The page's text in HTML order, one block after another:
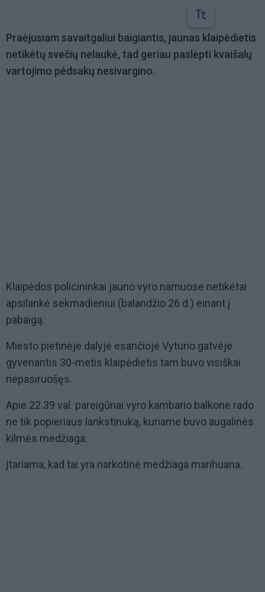
Praėjusiam savaitgaliui baigiantis, jaunas klaipėdietis
netikėtų svečių nelaukė, tad geriau paslėpti kvaišalų
vartojimo pėdsakų nesivargino.
Klaipėdos policininkai jauno vyro namuose netikėtai
apsilankė sekmadieniui (balandžio 26 d.) einant į
pabaigą.
Miesto pietinėje dalyje esančioje Vyturio gatvėje
gyvenantis 30-metis klaipėdietis tam buvo visiškai
nepasiruošęs.
Apie 22.39 val. pareigūnai vyro kambario balkone rado
ne tik popieriaus lankstinuką, kuriame buvo augalinės
kilmės medžiaga.
Įtariama, kad tai yra narkotinė medžiaga marihuana.